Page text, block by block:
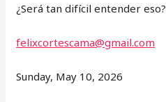
¿Será tan difícil entender eso?
felixcortescama@gmail.com
Sunday, May 10, 2026